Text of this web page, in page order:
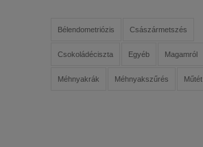
Bélendometriózis Császármetszés
Csokoládéciszta Egyéb Magamról
Méhnyakrák Méhnyakszűrés Műtét